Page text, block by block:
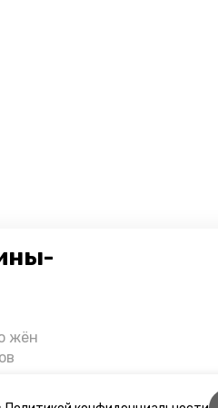
жён